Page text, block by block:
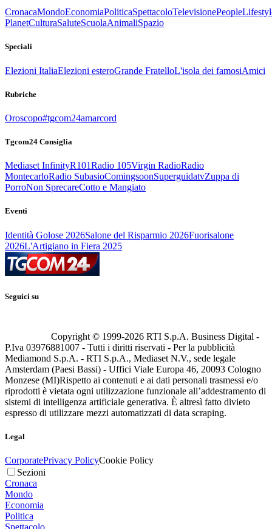
CronacaMondoEconomiaPoliticaSpettacoloTelevisionePeople
PlanetCulturaSaluteScuolaAnimaliSpazio
Speciali
Elezioni ItaliaElezioni esteroGrande FratelloL'isola dei famosiAmici
Rubriche
Oroscopo#tgcom24amarcord
Tgcom24 Consiglia
Mediaset InfinityR101Radio 105Virgin RadioRadio
MontecarloRadio SubasioComingsoonSuperguidatvZuppa di
PorroNon SprecareCotto e Mangiato
Eventi
Identità Golose 2026Salone del Risparmio 2026Fuorisalone
2026L'Artigiano in Fiera 2025
Seguici su
Copyright © 1999-2026 RTI S.p.A. Business Digital -
P.Iva 03976881007 - Tutti i diritti riservati - Per la pubblicità
Mediamond S.p.A. - RTI S.p.A., Mediaset N.V., sede legale
Amsterdam (Paesi Bassi) - Uffici Viale Europa 46, 20093 Cologno
Monzese (MI)Rispetto ai contenuti e ai dati personali trasmessi e/o
riprodotti è vietata ogni utilizzazione funzionale all’addestramento di
sistemi di intelligenza artificiale generativa. È altresì fatto divieto
espresso di utilizzare mezzi automatizzati di data scraping.
Legal
CorporatePrivacy PolicyCookie Policy
Sezioni
Cronaca
Mondo
Economia
Politica